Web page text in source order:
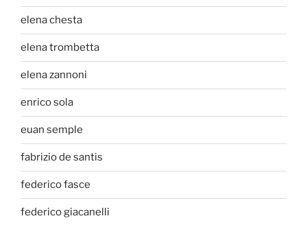
elena chesta
elena trombetta
elena zannoni
enrico sola
euan semple
fabrizio de santis
federico fasce
federico giacanelli